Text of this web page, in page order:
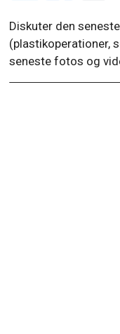
Diskuter den
(plastikoperationer,
seneste fotos og